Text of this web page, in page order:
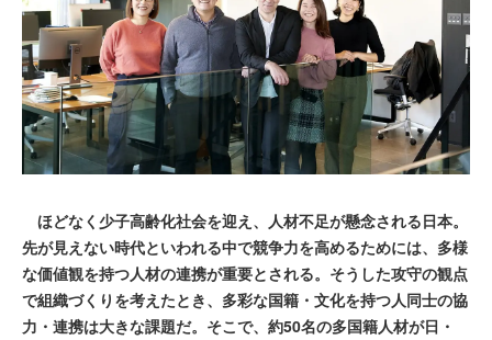
ほどなく少子高齢化社会を迎え、人材不足が懸念される日本。
先が見えない時代といわれる中で競争力を高めるためには、多様
な価値観を持つ人材の連携が重要とされる。そうした攻守の観点
で組織づくりを考えたとき、多彩な国籍・文化を持つ人同士の協
力・連携は大きな課題だ。そこで、約50名の多国籍人材が日・